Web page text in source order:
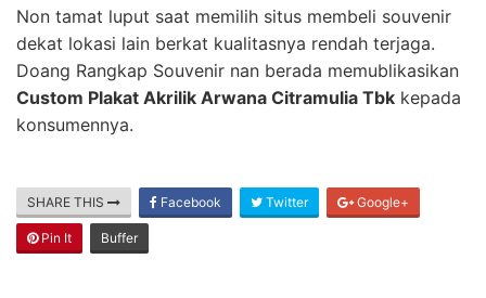
Non tamat luput saat memilih situs membeli souvenir
dekat lokasi lain berkat kualitasnya rendah terjaga.
Doang Rangkap Souvenir nan berada memublikasikan
Custom Plakat Akrilik Arwana Citramulia Tbk kepada
konsumennya.
SHARE THIS Facebook Twitter Google+
Pin It Buffer